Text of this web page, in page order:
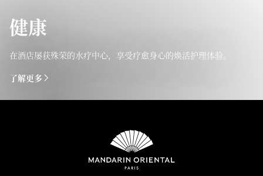
健康
在酒店屡获殊荣的水疗中心，享受疗愈身心的焕活护理体验。
了解更多